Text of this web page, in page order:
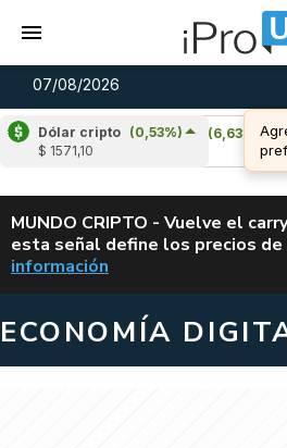
07/08/2026
Dólar cripto (0,53%)
$ 1571,10
Cardano (6,63%)
ALERTA
MUNDO CRIPTO - Vuelve el
esta señal define los precios
información
ECONOMÍA